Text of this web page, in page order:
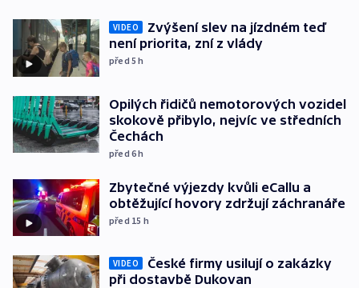
VIDEO
Zvýšení slev na jízdném teď
není priorita, zní z vlády
před 5h
Opilých řidičů nemotorových vozidel
skokově přibylo, nejvíc ve středních
Čechách
před 6h
Zbytečné výjezdy kvůli eCallu a
obtěžující hovory zdržují záchranáře
před 15 h
VIDEO
České firmy usilují o zakázky
při dostavbě Dukovan